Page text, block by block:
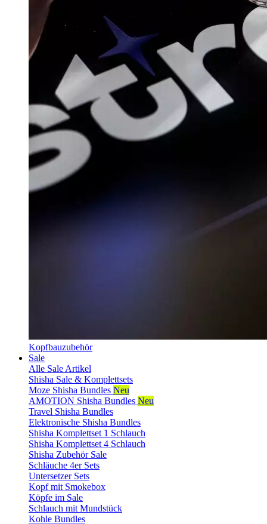
Kopfbauzubehör
Sale
Alle Sale Artikel
Shisha Sale & Komplettsets
Moze Shisha Bundles Neu
AMOTION Shisha Bundles Neu
Travel Shisha Bundles
Elektronische Shisha Bundles
Shisha Komplettset 1 Schlauch
Shisha Komplettset 4 Schlauch
Shisha Zubehör Sale
Schläuche 4er Sets
Untersetzer Sets
Kopf mit Smokebox
Köpfe im Sale
Schlauch mit Mundstück
Kohle Bundles